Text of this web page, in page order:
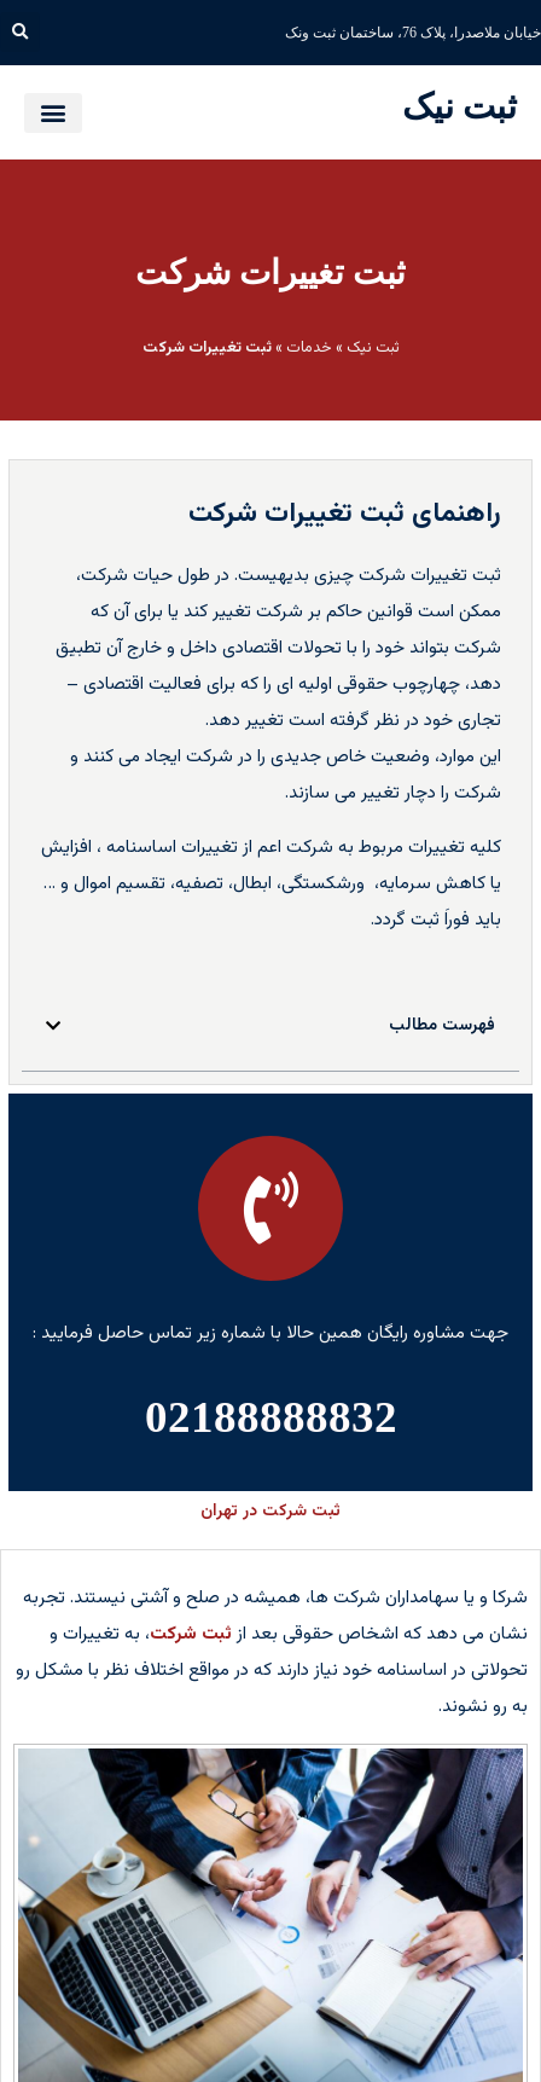
خیابان ملاصدرا، پلاک 76، ساختمان ثبت ونک
ثبت نیک
ثبت تغییرات شرکت
ثبت نیک » خدمات »ثبت تغییرات شرکت
راهنمای ثبت تغییرات شرکت
ثبت تغییرات شرکت چیزی بدیهیست. در طول حیات شرکت،
ممکن است قوانین حاکم بر شرکت تغییر کند یا برای آن که
شرکت بتواند خود را با تحولات اقتصادی داخل و خارج آن تطبیق
دهد، چهارچوب حقوقی اولیه ای را که برای فعالیت اقتصادی –
تجاری خود در نظر گرفته است تغییر دهد.
این موارد، وضعیت خاص جدیدی را در شرکت ایجاد می کنند و
شرکت را دچار تغییر می سازند.
کلیه تغییرات مربوط به شرکت اعم از تغییرات اساسنامه ، افزایش
یا کاهش سرمایه، ورشکستگی، ابطال، تصفیه، تقسیم اموال و …
باید فوراَ ثبت گردد.
فهرست مطالب
جهت مشاوره رایگان همین حالا با شماره زیر تماس حاصل فرمایید :
02188888832
ثبت شرکت در تهران
شرکا و یا سهامداران شرکت ها، همیشه در صلح و آشتی نیستند. تجربه
نشان می دهد که اشخاص حقوقی بعد ازثبت شرکت، به تغییرات و
تحولاتی در اساسنامه خود نیاز دارند که در مواقع اختلاف نظر با مشکل رو
به رو نشوند.